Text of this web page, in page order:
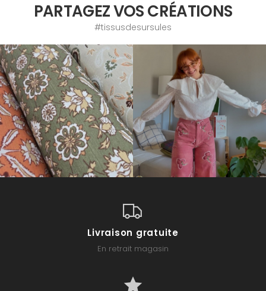
PARTAGEZ VOS CRÉATIONS
#tissusdesursules
Livraison gratuite
En retrait magasin